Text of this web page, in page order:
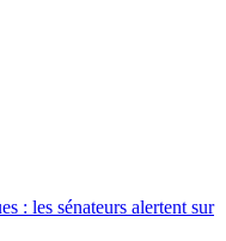
: les sénateurs alertent sur